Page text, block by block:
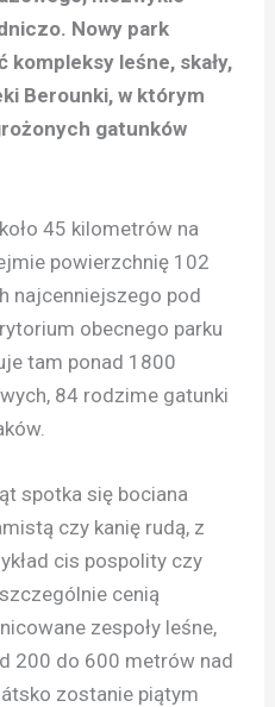
Nowy park
leśne, skały,
Berounki, w którym
gatunków
45 kilometrów na
powierzchnię 102
najcenniejszego pod
obecnego parku
tam ponad 1800
84 rodzime gatunki
spotka się bociana
czy kanię rudą, z
cis pospolity czy
cenią
zespoły leśne,
200 do 600 metrów nad
zostanie piątym